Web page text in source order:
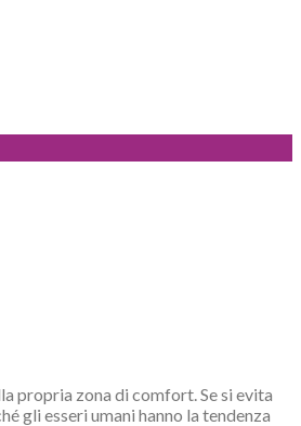
propria zona di comfort. Se si evita
gli esseri umani hanno la tendenza